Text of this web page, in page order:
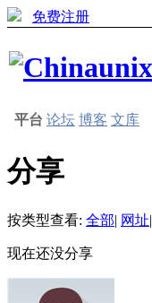
免费注册
平台 论坛 博客 文库
分享
按类型查看: 全部| 网址|
现在还没分享